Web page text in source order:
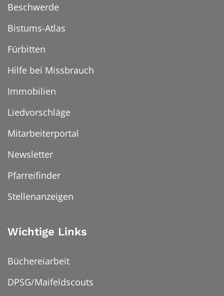
Beschwerde
Bistums-Atlas
Fürbitten
Hilfe bei Missbrauch
Immobilien
Liedvorschläge
Mitarbeiterportal
Newsletter
Pfarreifinder
Stellenanzeigen
Wichtige Links
Büchereiarbeit
DPSG/Maifeldscouts